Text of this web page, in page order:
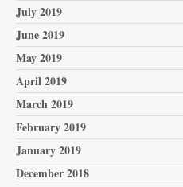
July 2019
June 2019
May 2019
April 2019
March 2019
February 2019
January 2019
December 2018